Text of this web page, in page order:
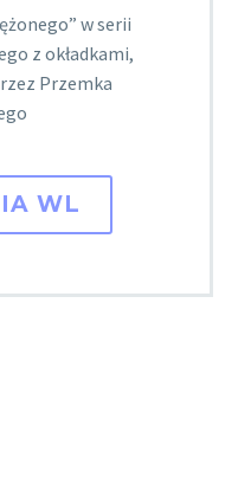
w serii
z okładkami,
Przemka
WL